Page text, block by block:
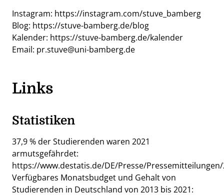
Instagram: https://instagram.com/stuve_bamberg
Blog: https://stuve-bamberg.de/blog
Kalender: https://stuve-bamberg.de/kalender
Email: pr.stuve@uni-bamberg.de
Links
Statistiken
37,9 % der Studierenden waren 2021
armutsgefährdet:
https://www.destatis.de/DE/Presse/Pressemitteilungen/
Verfügbares Monatsbudget und Gehalt von
Studierenden in Deutschland von 2013 bis 2021: